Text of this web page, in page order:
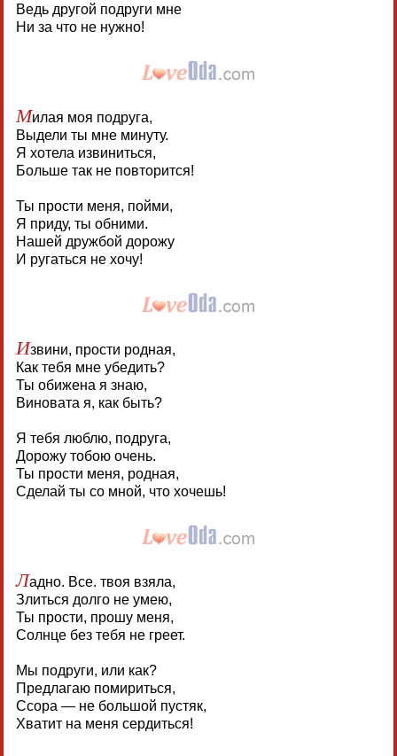
Ведь другой подруги мне
Ни за что не нужно!
Милая моя подруга,
Выдели ты мне минуту.
Я хотела извиниться,
Больше так не повторится!
Ты прости меня, пойми,
Я приду, ты обними.
Нашей дружбой дорожу
И ругаться не хочу!
Извини, прости родная,
Как тебя мне убедить?
Ты обижена я знаю,
Виновата я, как быть?
Я тебя люблю, подруга,
Дорожу тобою очень.
Ты прости меня, родная,
Сделай ты со мной, что хочешь!
Ладно. Все. твоя взяла,
Злиться долго не умею,
Ты прости, прошу меня,
Солнце без тебя не греет.
Мы подруги, или как?
Предлагаю помириться,
Ссора — не большой пустяк,
Хватит на меня сердиться!